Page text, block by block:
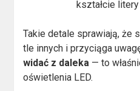
kształcie litery
Takie detale sprawiają, że
tle innych i przyciąga
widać z daleka — to
oświetlenia LED.